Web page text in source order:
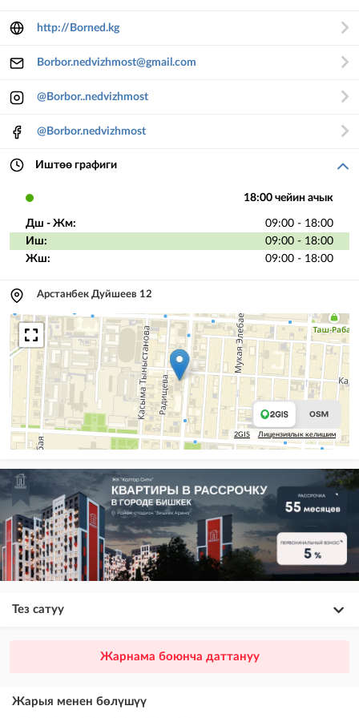
http://Borned.kg
Borbor.nedvizhmost@gmail.com
@Borbor..nedvizhmost
@Borbor.nedvizhmost
Иштөө графиги
18:00 чейин ачык
Дш - Жм:
09:00 - 18:00
Иш:
09:00 - 18:00
Жш:
09:00 - 18:00
Арстанбек Дуйшеев 12
2GIS Лицензиялык келишим
Тез сатуу
VIP жарыялардын үстүнө жарыя жайгаштыруу + Instagramдагы акы
Жарнама боюнча даттануу
Жарыя менен бөлүшүү